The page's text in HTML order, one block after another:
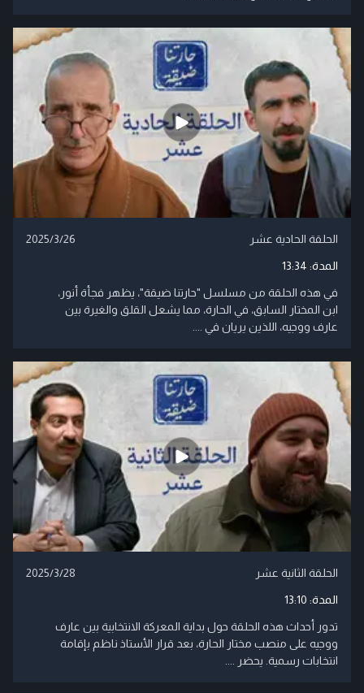
الحلقة الحادية عشر 2025/3/26
المدة: 13:34
في هذه الحلقة من مسلسل "حارتنا ضيقة"، يظهر فجأة أنور،
ابن المختار السابق، في الحارة، مما يشعل القلق والغيرة بين
عارف ووجيه، اللذين يريان في ....
الحلقة الثانية عشر 2025/3/28
المدة: 13:10
تدور أحداث هذه الحلقة حول بداية المعركة الانتخابية بين عارف
ووجيه على منصب مختار الحارة، بعد قرار الأستاذ ناظم بإقامة
انتخابات رسمية. يحضر ....